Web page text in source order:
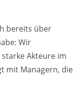
bereits über
Wir
Akteure im
mit Managern, die